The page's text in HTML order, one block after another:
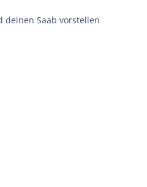
deinen Saab vorstellen